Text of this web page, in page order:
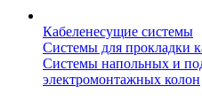
Кабеленесущие системы
Системы для прокладки
Системы напольных и
электромонтажных колон